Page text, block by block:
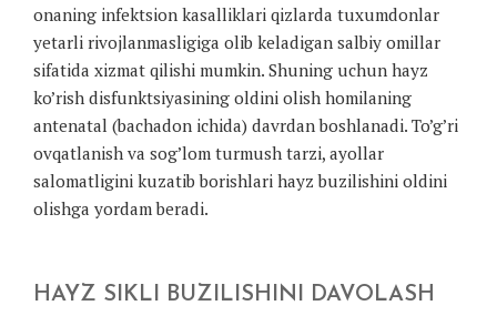
onaning infektsion kasalliklari qizlarda tuxumdonlar
yetarli rivojlanmasligiga olib keladigan salbiy omillar
sifatida xizmat qilishi mumkin. Shuning uchun hayz
ko’rish disfunktsiyasining oldini olish homilaning
antenatal (bachadon ichida) davrdan boshlanadi. To’g’ri
ovqatlanish va sog’lom turmush tarzi, ayollar
salomatligini kuzatib borishlari hayz buzilishini oldini
olishga yordam beradi.
HAYZ SIKLI BUZILISHINI DAVOLASH